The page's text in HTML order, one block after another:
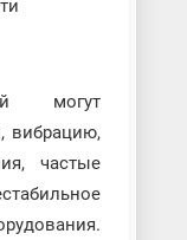
могут
вибрацию,
частые